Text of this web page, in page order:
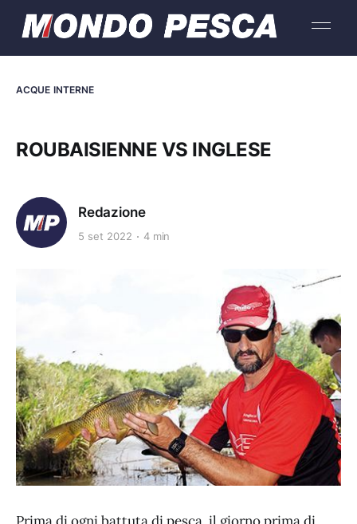
ACQUE INTERNE
ROUBAISIENNE VS INGLESE
Redazione
5 set 2022 4 min